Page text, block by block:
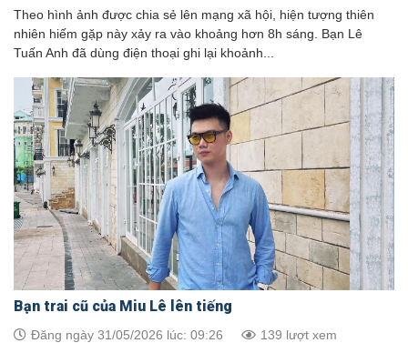
Theo hình ảnh được chia sẻ lên mạng xã hội, hiện tượng thiên
nhiên hiếm gặp này xảy ra vào khoảng hơn 8h sáng. Bạn Lê
Tuấn Anh đã dùng điện thoại ghi lại khoảnh...
Bạn trai cũ của Miu Lê lên tiếng
Đăng ngày 31/05/2026 lúc: 09:26 139 lượt xem